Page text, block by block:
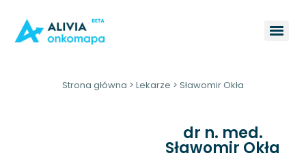
Strona główna > Lekarze > Sławomir Okła
dr n. med.
Sławomir Okła